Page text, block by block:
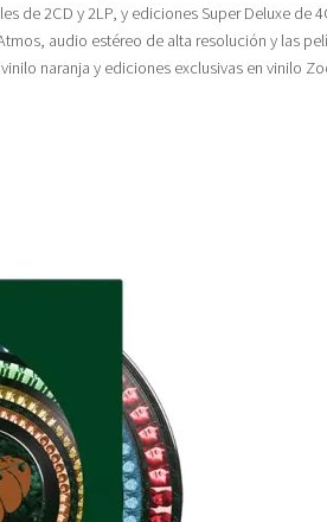
2CD y 2LP, y ediciones Super Deluxe de
audio estéreo de alta resolución y las
naranja y ediciones exclusivas en vinilo